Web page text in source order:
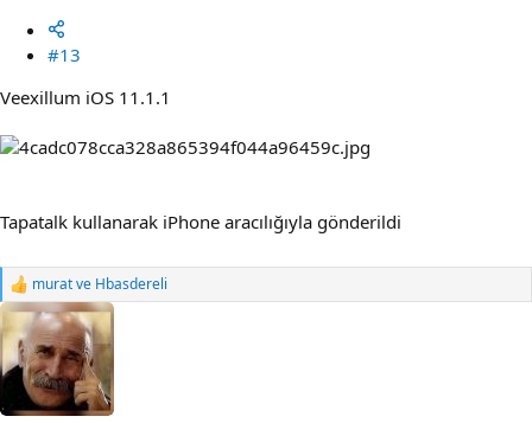
#13
Veexillum iOS 11.1.1
Tapatalk kullanarak iPhone aracılığıyla gönderildi
R
e
t
muratve Hbasdereli